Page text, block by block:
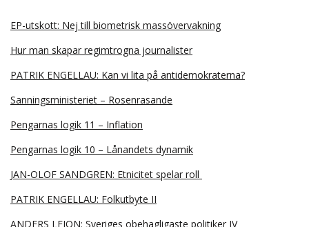
EP-utskott: Nej till biometrisk massövervakning
Hur man skapar regimtrogna journalister
PATRIK ENGELLAU: Kan vi lita på antidemokraterna?
Sanningsministeriet – Rosenrasande
Pengarnas logik 11 – Inflation
Pengarnas logik 10 – Lånandets dynamik
JAN-OLOF SANDGREN: Etnicitet spelar roll
PATRIK ENGELLAU: Folkutbyte II
ANDERS LEION: Sveriges obehagligaste politiker IV